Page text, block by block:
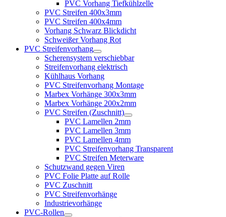
PVC Vorhang Tiefkühlzelle
PVC Streifen 400x3mm
PVC Streifen 400x4mm
Vorhang Schwarz Blickdicht
Schweißer Vorhang Rot
PVC Streifenvorhang
Scherensystem verschiebbar
Streifenvorhang elektrisch
Kühlhaus Vorhang
PVC Streifenvorhang Montage
Marbex Vorhänge 300x3mm
Marbex Vorhänge 200x2mm
PVC Streifen (Zuschnitt)
PVC Lamellen 2mm
PVC Lamellen 3mm
PVC Lamellen 4mm
PVC Streifenvorhang Transparent
PVC Streifen Meterware
Schutzwand gegen Viren
PVC Folie Platte auf Rolle
PVC Zuschnitt
PVC Streifenvorhänge
Industrievorhänge
PVC-Rollen